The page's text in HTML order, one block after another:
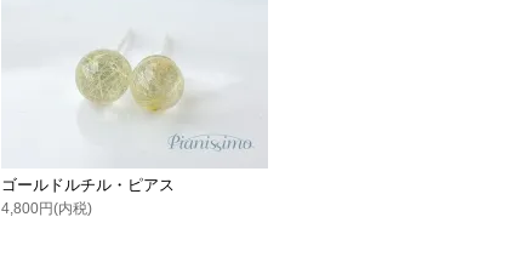
ゴールドルチル・ピアス
4,800円(内税)